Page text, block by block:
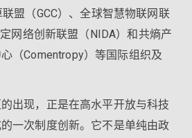
联盟（GCC）、全球智慧物联网联
网络创新联盟（NIDA）和共熵产
（Comentropy）等国际组织及
出现，正是在高水平开放与科技
一次制度创新。它不是单纯由政